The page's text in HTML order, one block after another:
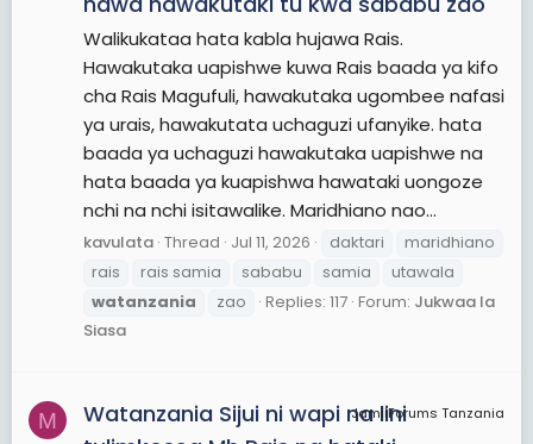
Walikukataa hata kabla hujawa Rais.
Hawakutaka uapishwe kuwa Rais baada ya kifo
cha Rais Magufuli, hawakutaka ugombee nafasi
ya urais, hawakutata uchaguzi ufanyike. hata
baada ya uchaguzi hawakutaka uapishwe na
hata baada ya kuapishwa hawataki uongoze
nchi na nchi isitawalike. Maridhiano nao...
kavulata Thread Jul 11, 2026 daktari
maridhiano
rais
rais samia sababu samia
utawala
watanzania
zao Replies: 117 Forum: Jukwaa la
Siasa
M JamiiForums Tanzania
Watanzania Sijui ni wapi na lini